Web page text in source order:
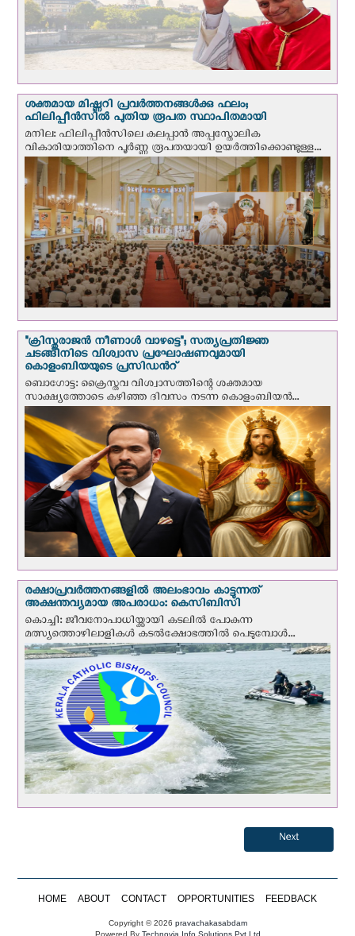
ശക്തമായ മിഷ്ണറി പ്രവർത്തനങ്ങൾക്കു ഫലം;
ഫിലിപ്പീൻസിൽ പുതിയ രൂപത സ്ഥാപിതമായി
മനില: ഫിലിപ്പീൻസിലെ കലപ്പാൻ അപ്പസ്തോലിക
വികാരിയാത്തിനെ പൂർണ്ണ രൂപതയായി ഉയർത്തിക്കൊണ്ടുള്ള...
"ക്രിസ്തുരാജന്‍ നീണാള്‍ വാഴട്ടെ"; സത്യപ്രതിജ്ഞ
ചടങ്ങിനിടെ വിശ്വാസ പ്രഘോഷണവുമായി
കൊളംബിയയുടെ പ്രസിഡന്‍റ്
ബൊഗോട്ട: ക്രൈസ്തവ വിശ്വാസത്തിന്റെ ശക്തമായ
സാക്ഷ്യത്തോടെ കഴിഞ്ഞ ദിവസം നടന്ന കൊളംബിയന്‍...
രക്ഷാപ്രവര്‍ത്തനങ്ങളില്‍ അലംഭാവം കാട്ടുന്നത്
അക്ഷന്തവ്യമായ അപരാധം: കെസിബിസി
കൊച്ചി: ജീവനോപാധിയ്ക്കായി കടലില്‍ പോകുന്ന
മത്സ്യത്തൊഴിലാളികള്‍ കടല്‍ക്ഷോഭത്തില്‍ പെടുമ്പോള്‍...
Next
HOME ABOUT CONTACT OPPORTUNITIES FEEDBACK
Copyright © 2026 pravachakasabdam
Powered ByTechnovia Info Solutions Pvt Ltd